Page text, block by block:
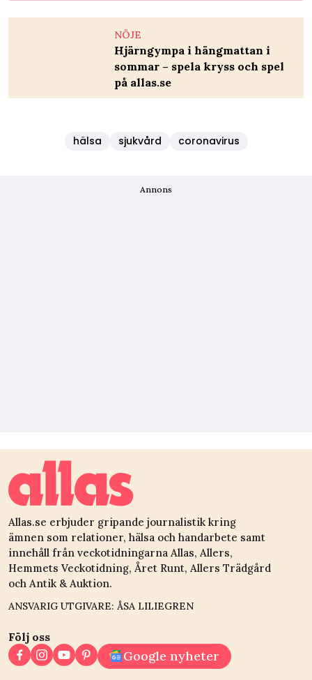
NÖJE
Hjärngympa i hängmattan i
sommar – spela kryss och spel
på allas.se
hälsa sjukvård coronavirus
Annons
Allas.se erbjuder gripande journalistik kring
ämnen som relationer, hälsa och handarbete samt
innehåll från veckotidningarna Allas, Allers,
Hemmets Veckotidning, Året Runt, Allers Trädgård
och Antik & Auktion.
ANSVARIG UTGIVARE: ÅSA LILIEGREN
Följ oss
Google nyheter